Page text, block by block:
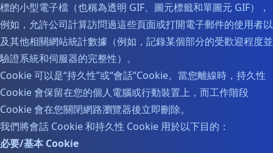
標的小型電子檔（也稱為透明 GIF、圖元標籤和單圖元 GIF），
例如，允許公司計算訪問過這些頁面或打開電子郵件的使用者以
及其他相關網站統計數據（例如，記錄某個部分的受歡迎程度並
驗證系統和伺服器的完整性）。
Cookie 可以是“持久性”或“會話”Cookie。當您離線時，持久性
Cookie 會保留在您的個人電腦或行動裝置上，而工作階段
Cookie 會在您關閉網路瀏覽器後立即刪除。
我們將會話 Cookie 和持久性 Cookie 用於以下目的：
必要/基本 Cookie